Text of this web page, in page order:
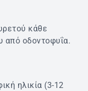
κάθε
από οδοντοφυΐα.
ηλικία (3-12